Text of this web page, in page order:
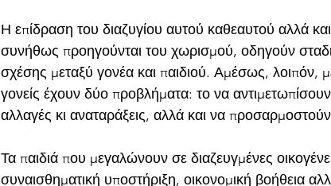
Η επίδραση του διαζυγίου αυτού καθεαυτού αλλά
συνήθως προηγούνται του χωρισμού, οδηγούν
σχέσης μεταξύ γονέα και παιδιού. Αμέσως, λοιπόν,
γονείς έχουν δύο προβλήματα: το να
αλλαγές κι αναταράξεις, αλλά και να
Τα παιδιά που μεγαλώνουν σε διαζευγμένες
συναισθηματική υποστήριξη, οικονομική βοήθεια